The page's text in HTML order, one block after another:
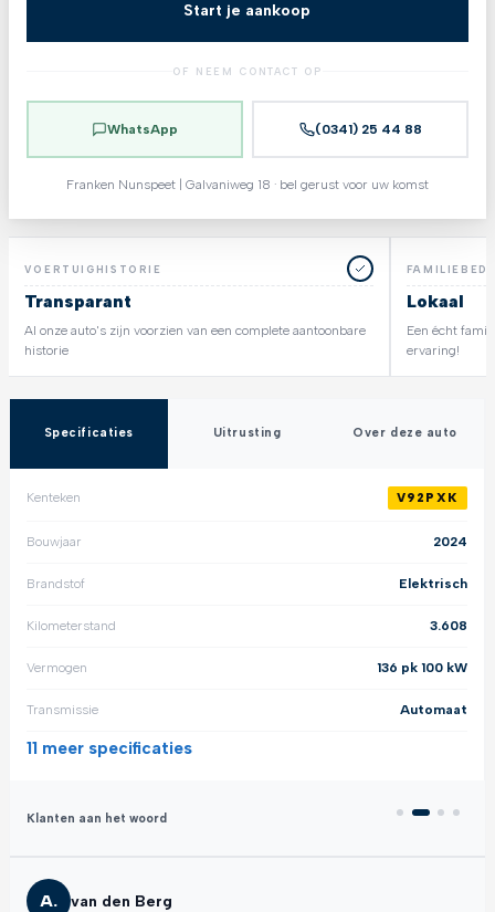
Start je aankoop
OF NEEM CONTACT OP
WhatsApp (0341) 25 44 88
Franken Nunspeet | Galvaniweg 18 · bel gerust voor uw komst
VOERTUIGHISTORIE
Transparant
Al onze auto's zijn voorzien van een complete aantoonbare
historie
Lokaal
Een écht
ervaring!
Specificaties Uitrusting Over deze auto
Kenteken V92PXK
Bouwjaar 2024
Brandstof Elektrisch
Kilometerstand 3.608
Vermogen 136 pk 100 kW
Transmissie Automaat
11 meer specificaties
Klanten aan het woord
A. van den Berg